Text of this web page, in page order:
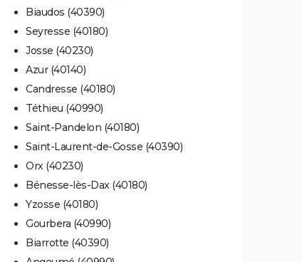
Biaudos (40390)
Seyresse (40180)
Josse (40230)
Azur (40140)
Candresse (40180)
Téthieu (40990)
Saint-Pandelon (40180)
Saint-Laurent-de-Gosse (40390)
Orx (40230)
Bénesse-lès-Dax (40180)
Yzosse (40180)
Gourbera (40990)
Biarrotte (40390)